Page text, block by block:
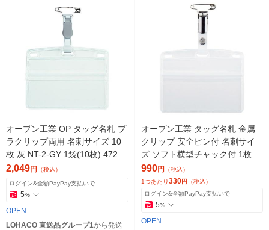
オープン工業 OP タッグ名札 プ
ラクリップ両用 名刺サイズ 10
枚 灰 NT-2-GY 1袋(10枚) 472-3
147（直送品）
2,049円 （税込）
ログイン&全額PayPay支払いで
5%
OPEN
LOHACO 直送品グループ1から発送
オープン工業 タッグ名札 金属
クリップ 安全ピン付 名刺サイ
ズ ソフト横型チャック付 1枚入
NT-6P 1セット(1個×3)（直送
品）
990円 （税込）
1つあたり330円 （税込）
ログイン&全額PayPay支払いで
5%
OPEN